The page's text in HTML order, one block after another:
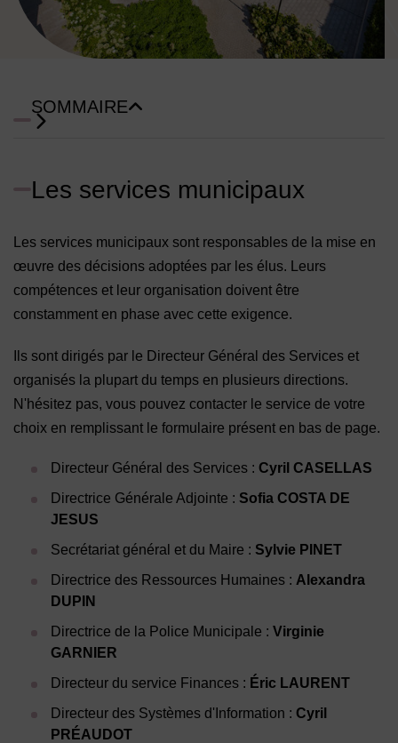
SOMMAIRE
Les services municipaux
Les services municipaux sont responsables de la mise en
œuvre des décisions adoptées par les élus. Leurs
compétences et leur organisation doivent être
constamment en phase avec cette exigence.
Ils sont dirigés par le Directeur Général des Services et
organisés la plupart du temps en plusieurs directions.
N'hésitez pas, vous pouvez contacter le service de votre
choix en remplissant le formulaire présent en bas de page.
Directeur Général des Services : Cyril CASELLAS
Directrice Générale Adjointe : Sofia COSTA DE
JESUS
Secrétariat général et du Maire : Sylvie PINET
Directrice des Ressources Humaines : Alexandra
DUPIN
Directrice de la Police Municipale : Virginie
GARNIER
Directeur du service Finances : Éric LAURENT
Directeur des Systèmes d'Information : Cyril
PRÉAUDOT